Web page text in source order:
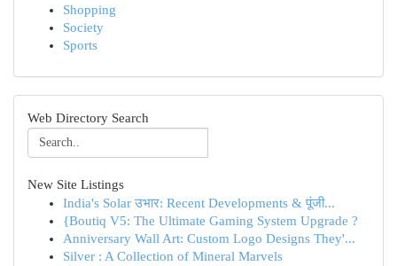
Shopping
Society
Sports
Web Directory Search
New Site Listings
India's Solar उभार: Recent Developments & पूंजी...
{Boutiq V5: The Ultimate Gaming System Upgrade ?
Anniversary Wall Art: Custom Logo Designs They'...
Silver : A Collection of Mineral Marvels